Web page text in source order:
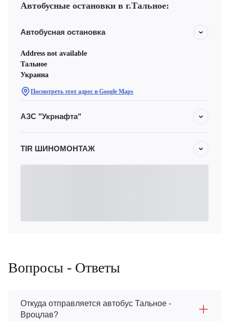
Автобусные остановки в г.Тальное:
Автобусная остановка
Address not available
Тальное
Украина
Посмотреть этот адрес в Google Maps
АЗС "Укрнафта"
TIR ШИНОМОНТАЖ
Вопросы - Ответы
Откуда отправляется автобус Тальное -
Вроцлав?